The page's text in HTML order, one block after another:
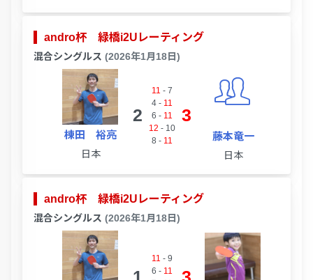
andro杯 緑橋i2Uレーティング
混合シングルス (2026年1月18日)
棟田 裕亮
日本
2
11 - 7
4- 11
6 - 11
12 - 10
8 - 11
3
藤本竜一
日本
andro杯 緑橋i2Uレーティング
混合シングルス (2026年1月18日)
11 - 9
6 - 11